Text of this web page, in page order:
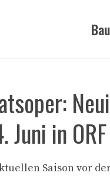
in
Saison vor